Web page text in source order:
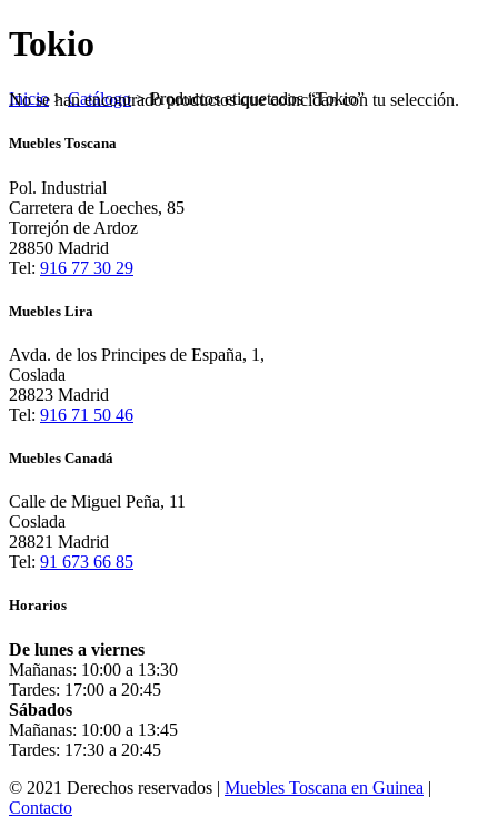
Tokio
Inicio>Catálogo>Productos etiquetados “Tokio”
No se han encontrado productos que coincidan con tu selección.
Muebles Toscana
Pol. Industrial
Carretera de Loeches, 85
Torrejón de Ardoz
28850 Madrid
Tel: 916 77 30 29
Muebles Lira
Avda. de los Principes de España, 1,
Coslada
28823 Madrid
Tel: 916 71 50 46
Muebles Canadá
Calle de Miguel Peña, 11
Coslada
28821 Madrid
Tel: 91 673 66 85
Horarios
De lunes a viernes
Mañanas: 10:00 a 13:30
Tardes: 17:00 a 20:45
Sábados
Mañanas: 10:00 a 13:45
Tardes: 17:30 a 20:45
© 2021 Derechos reservados | Muebles Toscana en Guinea |
Contacto